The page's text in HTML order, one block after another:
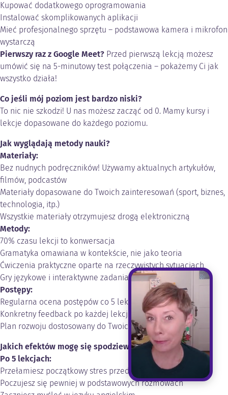
Kupować dodatkowego oprogramowania
Instalować skomplikowanych aplikacji
Mieć profesjonalnego sprzętu – podstawowa kamera i mikrofon
wystarczą
Pierwszy raz z Google Meet? Przed pierwszą lekcją możesz
umówić się na 5-minutowy test połączenia – pokażemy Ci jak
wszystko działa!
Co jeśli mój poziom jest bardzo niski?
To nic nie szkodzi! U nas możesz zacząć od 0. Mamy kursy i
lekcje dopasowane do każdego poziomu.
Jak wyglądają metody nauki?
Materiały:
Bez nudnych podręczników! Używamy aktualnych artykułów,
filmów, podcastów
Materiały dopasowane do Twoich zainteresowań (sport, biznes,
technologia, itp.)
Wszystkie materiały otrzymujesz drogą elektroniczną
Metody:
70% czasu lekcji to konwersacja
Gramatyka omawiana w kontekście, nie jako teoria
Ćwiczenia praktyczne oparte na rzeczywistych sytuacjach
Gry językowe i interaktywne zadania
Postępy:
Regularna ocena postępów co 5 lekcji
Konkretny feedback po każdej lekcji
Plan rozwoju dostosowany do Twoich celów
Jakich efektów mogę się spodziewać?
Po 5 lekcjach:
Przełamiesz początkowy stres przed mówieniem
Poczujesz się pewniej w podstawowych rozmowach